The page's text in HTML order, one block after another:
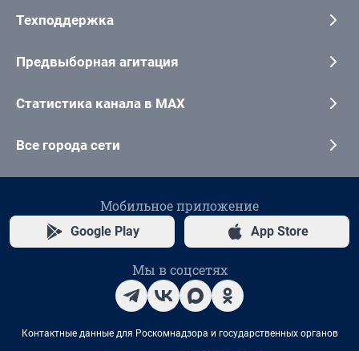
Техподдержка
Предвыборная агитация
Статистика канала в MAX
Все города сети
Мобильное приложение
Google Play App Store
Мы в соцсетях
Контактные данные для Роскомнадзора и государственных органов